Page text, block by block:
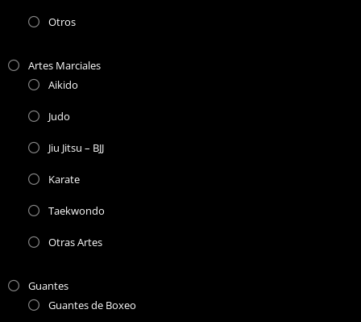
Otros
Artes Marciales
Aikido
Judo
Jiu Jitsu – BJJ
Karate
Taekwondo
Otras Artes
Guantes
Guantes de Boxeo